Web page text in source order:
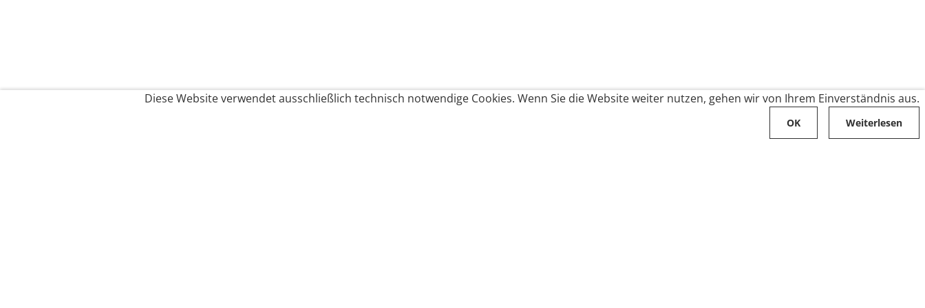
Diese Website verwendet ausschließlich technisch notwendige Cookies. Wenn Sie die Website weiter nutzen, gehen wir von Ihrem Einverständnis aus.
OK Weiterlesen